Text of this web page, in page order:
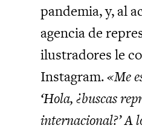
pandemia, y, al
agencia de
ilustradores le
Instagram.«Me
‘Hola, ¿buscas
internacional?’ A